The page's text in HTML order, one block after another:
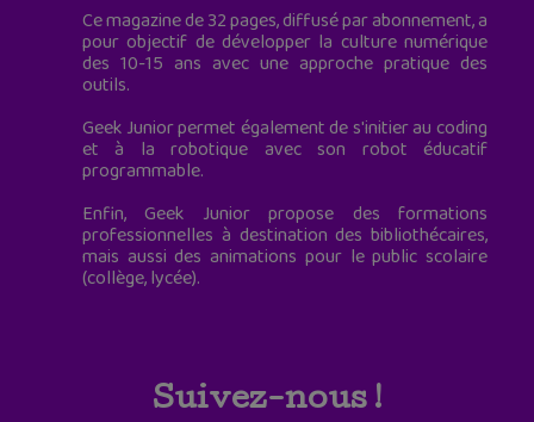
Ce magazine de 32 pages, diffusé par abonnement, a
pour objectif de développer la culture numérique
des 10-15 ans avec une approche pratique des
outils.
Geek Junior permet également de s'initier au coding
et à la robotique avec son robot éducatif
programmable.
Enfin, Geek Junior propose des formations
professionnelles à destination des bibliothécaires,
mais aussi des animations pour le public scolaire
(collège, lycée).
Suivez-nous !